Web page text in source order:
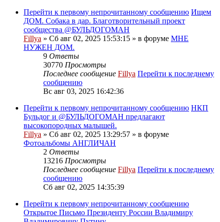
Перейти к первому непрочитанному сообщению Ищем
ДОМ. Собака в дар. Благотворительный проект
сообщества @БУЛЬДОГОМАН
Fillya » Сб авг 02, 2025 15:53:15 » в форуме МНЕ
НУЖЕН ДОМ.
9 Ответы
30770 Просмотры
Последнее сообщение Fillya Перейти к последнему
сообщению
Вс авг 03, 2025 16:42:36
Перейти к первому непрочитанному сообщению НКП
Бульдог и @БУЛЬДОГОМАН предлагают
высокопородных малышей.
Fillya » Сб авг 02, 2025 13:29:57 » в форуме
Фотоальбомы АНГЛИЧАН
2 Ответы
13216 Просмотры
Последнее сообщение Fillya Перейти к последнему
сообщению
Сб авг 02, 2025 14:35:39
Перейти к первому непрочитанному сообщению
Открытое Письмо Президенту России Владимиру